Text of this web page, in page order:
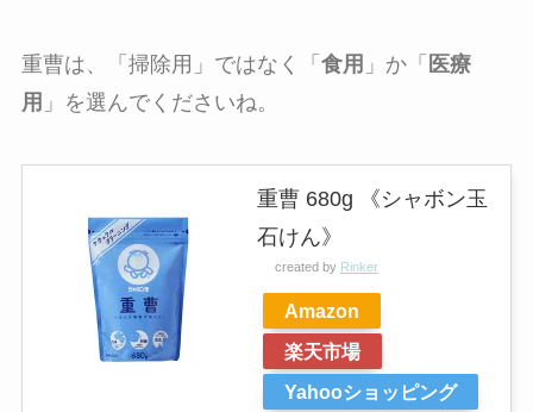
重曹は、「掃除用」ではなく「 食用 」か「 医療
用 」を選んでくださいね。
重曹 680g 《シャボン玉
石けん》
created by Rinker
Amazon
楽天市場
Yahooショッピング